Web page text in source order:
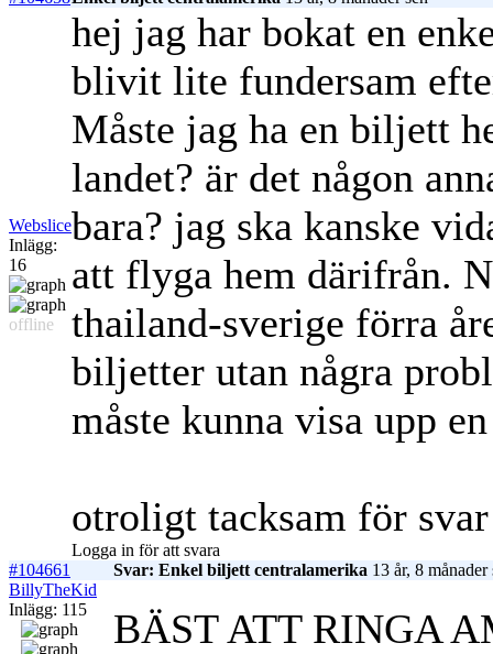
Webslice
Inlägg:
16
offline
hej jag har bokat en
blivit lite fundersam
Måste jag ha en biljett
landet? är det någon
bara? jag ska kanske
att flyga hem därifrån.
thailand-sverige förra
biljetter utan några
måste kunna visa upp
otroligt tacksam för svar
Logga in för att svara
#104661
Svar: Enkel biljett centralamerika 13 år, 8 månader
BillyTheKid
Inlägg: 115
BÄST ATT RINGA